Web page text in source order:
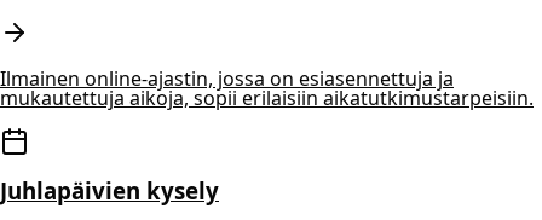
Ilmainen online-ajastin, jossa on esiasennettuja ja
mukautettuja aikoja, sopii erilaisiin aikatutkimustarpeisiin.
Juhlapäivien kysely